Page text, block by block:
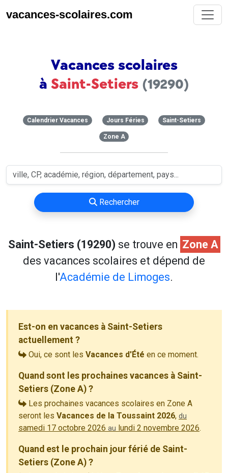
vacances-scolaires.com
Vacances scolaires
à Saint-Setiers (19290)
Calendrier Vacances Jours Féries Saint-Setiers
Zone A
Rechercher
Saint-Setiers (19290) se trouve en Zone A
des vacances scolaires et dépend de
l'Académie de Limoges.
Est-on en vacances à Saint-Setiers
actuellement ?
Oui, ce sont les Vacances d'Été en ce moment.
Quand sont les prochaines vacances à Saint-
Setiers (Zone A) ?
Les prochaines vacances scolaires en Zone A
seront les Vacances de la Toussaint 2026, du
samedi 17 octobre 2026 au lundi 2 novembre 2026.
Quand est le prochain jour férié de Saint-
Setiers (Zone A) ?